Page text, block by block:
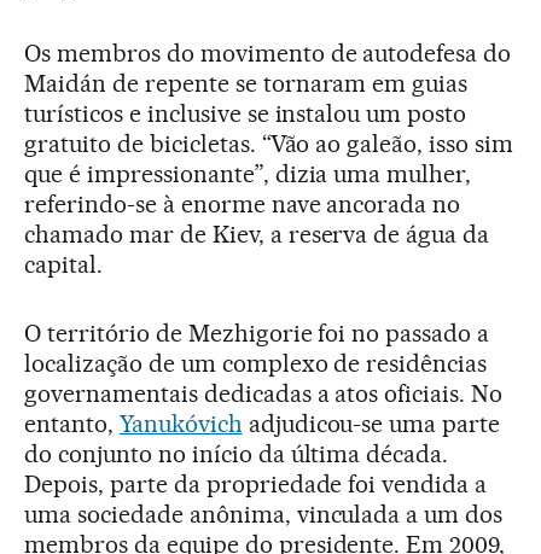
Os membros do movimento de autodefesa do
Maidán de repente se tornaram em guias
turísticos e inclusive se instalou um posto
gratuito de bicicletas. “Vão ao galeão, isso sim
que é impressionante”, dizia uma mulher,
referindo-se à enorme nave ancorada no
chamado mar de Kiev, a reserva de água da
capital.
O território de Mezhigorie foi no passado a
localização de um complexo de residências
governamentais dedicadas a atos oficiais. No
entanto, Yanukóvich adjudicou-se uma parte
do conjunto no início da última década.
Depois, parte da propriedade foi vendida a
uma sociedade anônima, vinculada a um dos
membros da equipe do presidente. Em 2009,